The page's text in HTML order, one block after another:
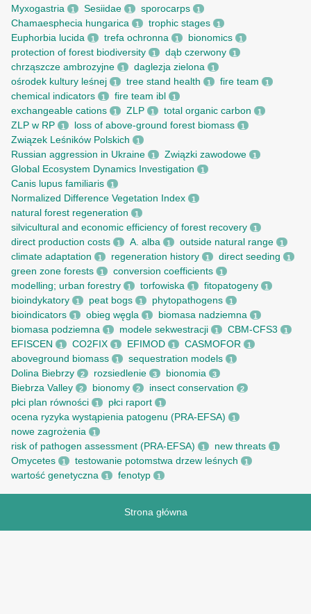
Myxogastria 1 Sesiidae 1 sporocarps 1
Chamaesphecia hungarica 1 trophic stages 1
Euphorbia lucida 1 trefa ochronna 1 bionomics 1
protection of forest biodiversity 1 dąb czerwony 1
chrząszcze ambrozyjne 1 daglezja zielona 1
ośrodek kultury leśnej 1 tree stand health 1 fire team 1
chemical indicators 1 fire team ibl 1
exchangeable cations 1 ZLP 1 total organic carbon 1
ZLP w RP 1 loss of above-ground forest biomass 1
Związek Leśników Polskich 1
Russian aggression in Ukraine 1 Związki zawodowe 1
Global Ecosystem Dynamics Investigation 1
Canis lupus familiaris 1
Normalized Difference Vegetation Index 1
natural forest regeneration 1
silvicultural and economic efficiency of forest recovery 1
direct production costs 1 A. alba 1 outside natural range 1
climate adaptation 1 regeneration history 1 direct seeding 1
green zone forests 1 conversion coefficients 1
modelling; urban forestry 1 torfowiska 1 fitopatogeny 1
bioindykatory 1 peat bogs 1 phytopathogens 1
bioindicators 1 obieg węgla 1 biomasa nadziemna 1
biomasa podziemna 1 modele sekwestracji 1 CBM-CFS3 1
EFISCEN 1 CO2FIX 1 EFIMOD 1 CASMOFOR 1
aboveground biomass 1 sequestration models 1
Dolina Biebrzy 2 rozsiedlenie 3 bionomia 3
Biebrza Valley 2 bionomy 2 insect conservation 2
płci plan równości 1 płci raport 1
ocena ryzyka wystąpienia patogenu (PRA-EFSA) 1
nowe zagrożenia 1
risk of pathogen assessment (PRA-EFSA) 1 new threats 1
Omycetes 1 testowanie potomstwa drzew leśnych 1
wartość genetyczna 1 fenotyp 1
Strona główna